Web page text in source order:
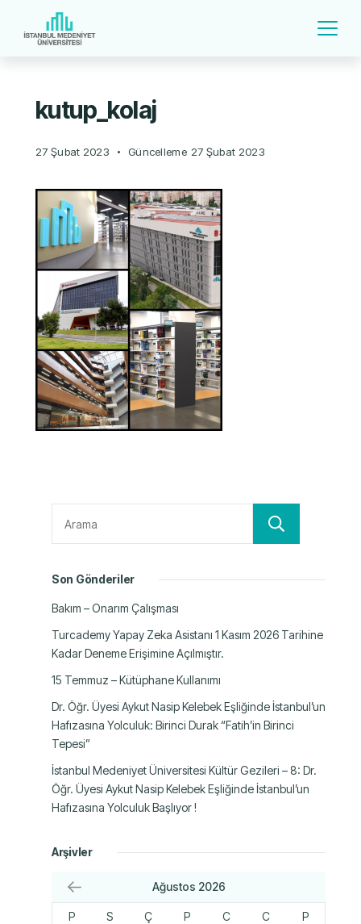
kutup_kolaj
27 Şubat 2023 Güncelleme 27 Şubat 2023
Son Gönderiler
Bakım – Onarım Çalışması
Turcademy Yapay Zeka Asistanı 1 Kasım 2026 Tarihine
Kadar Deneme Erişimine Açılmıştır.
15 Temmuz – Kütüphane Kullanımı
Dr. Öğr. Üyesi Aykut Nasip Kelebek Eşliğinde İstanbul’un
Hafızasına Yolculuk: Birinci Durak “Fatih’in Birinci
Tepesi”
İstanbul Medeniyet Üniversitesi Kültür Gezileri – 8: Dr.
Öğr. Üyesi Aykut Nasip Kelebek Eşliğinde İstanbul’un
Hafızasına Yolculuk Başlıyor !
Arşivler
Ağustos 2026
P S Ç P C C P